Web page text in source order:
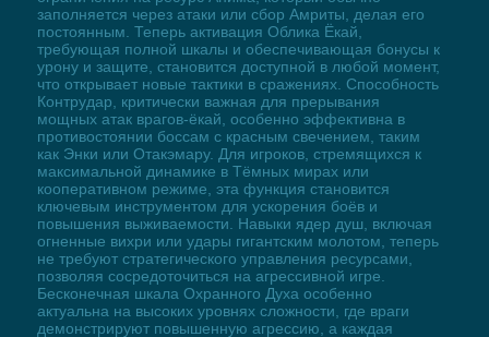
заполняется через атаки или сбор Амриты, делая его
постоянным. Теперь активация Облика Ёкай,
требующая полной шкалы и обеспечивающая бонусы к
урону и защите, становится доступной в любой момент,
что открывает новые тактики в сражениях. Способность
Контрудар, критически важная для прерывания
мощных атак врагов-ёкай, особенно эффективна в
противостоянии боссам с красным свечением, таким
как Энки или Отакэмару. Для игроков, стремящихся к
максимальной динамике в Тёмных мирах или
кооперативном режиме, эта функция становится
ключевым инструментом для ускорения боёв и
повышения выживаемости. Навыки ядер душ, включая
огненные вихри или удары гигантским молотом, теперь
не требуют стратегического управления ресурсами,
позволяя сосредоточиться на агрессивной игре.
Бесконечная шкала Охранного Духа особенно
актуальна на высоких уровнях сложности, где враги
демонстрируют повышенную агрессию, а каждая